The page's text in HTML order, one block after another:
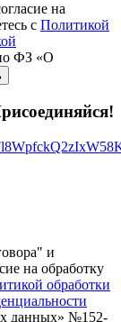
на
с Политикой
ФЗ «О
и
на обработку
обработки
данных» №152-